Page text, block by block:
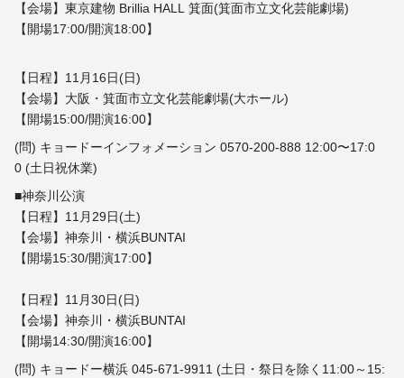
【会場】東京建物 Brillia HALL 箕面(箕面市立文化芸能劇場)
【開場17:00/開演18:00】
【日程】11月16日(日)
【会場】大阪・箕面市立文化芸能劇場(大ホール)
【開場15:00/開演16:00】
(問) キョードーインフォメーション 0570-200-888 12:00〜17:0
0 (土日祝休業)
■神奈川公演
【日程】11月29日(土)
【会場】神奈川・横浜BUNTAI
【開場15:30/開演17:00】
【日程】11月30日(日)
【会場】神奈川・横浜BUNTAI
【開場14:30/開演16:00】
(問) キョードー横浜 045-671-9911 (土日・祭日を除く11:00～15: